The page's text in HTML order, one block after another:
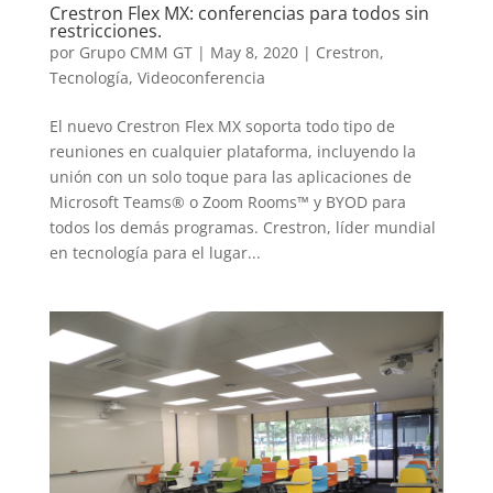
Crestron Flex MX: conferencias para todos sin
restricciones.
por Grupo CMM GT| May 8, 2020| Crestron,
Tecnología, Videoconferencia
El nuevo Crestron Flex MX soporta todo tipo de
reuniones en cualquier plataforma, incluyendo la
unión con un solo toque para las aplicaciones de
Microsoft Teams® o Zoom Rooms™ y BYOD para
todos los demás programas. Crestron, líder mundial
en tecnología para el lugar...